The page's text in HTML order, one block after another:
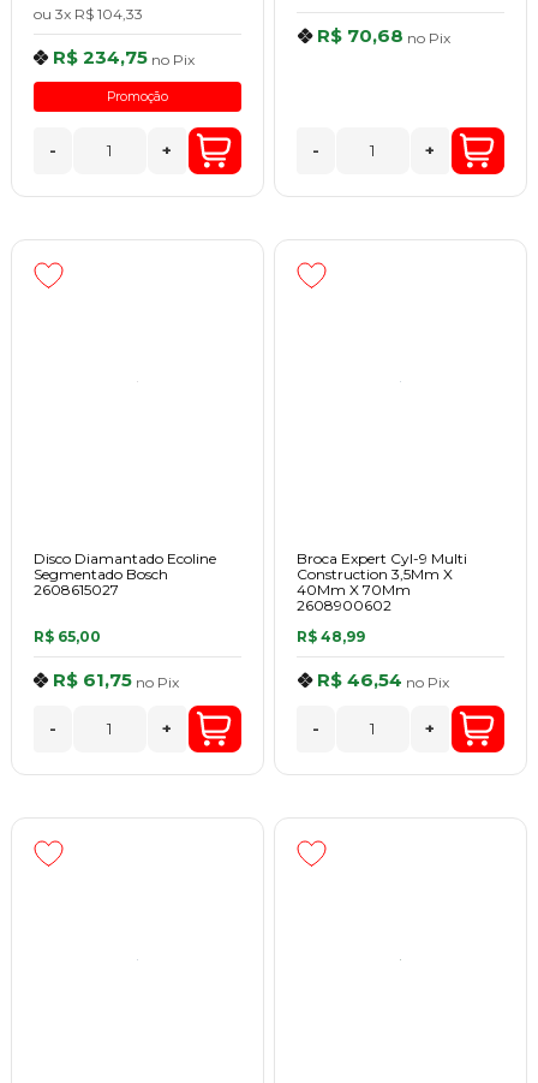
ou 3x R$ 104,33
R$ 234,75 no Pix
Promoção
- +
R$ 70,68 no Pix
- +
Disco Diamantado Ecoline
Segmentado Bosch
2608615027
R$ 65,00
R$ 61,75 no Pix
- +
Broca Expert Cyl-9 Multi
Construction 3,5Mm X
40Mm X 70Mm
2608900602
R$ 48,99
R$ 46,54 no Pix
- +